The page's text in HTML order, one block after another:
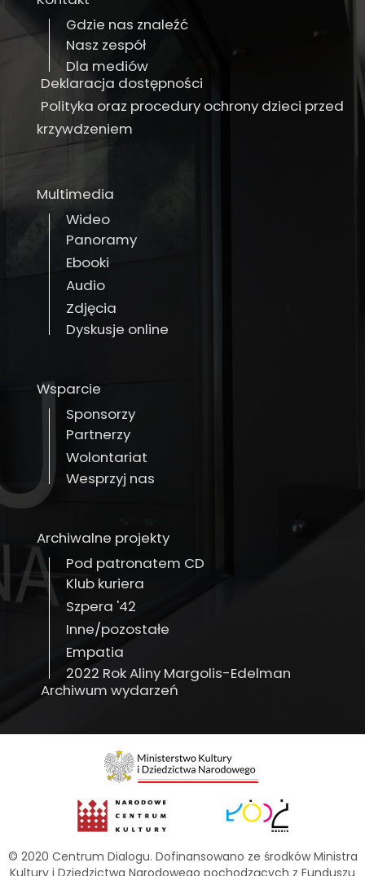
Gdzie nas znaleźć
Nasz zespół
Dla mediów
Deklaracja dostępności
Polityka oraz procedury ochrony dzieci przed
krzywdzeniem
Multimedia
Wideo
Panoramy
Ebooki
Audio
Zdjęcia
Dyskusje online
Wsparcie
Sponsorzy
Partnerzy
Wolontariat
Wesprzyj nas
Archiwalne projekty
Pod patronatem CD
Klub kuriera
Szpera '42
Inne/pozostałe
Empatia
2022 Rok Aliny Margolis-Edelman
Archiwum wydarzeń
© 2020 Centrum Dialogu. Dofinansowano ze środków Ministra